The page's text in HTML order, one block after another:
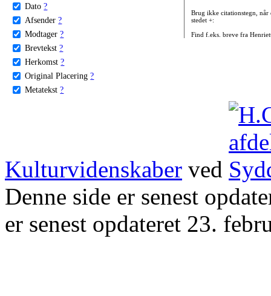
Dato ?
Afsender ?
Modtager ?
Brevtekst ?
Herkomst ?
Original Placering ?
Metatekst ?
Brug ikke citationstegn, når
stedet +:
Find f.eks. breve fra
Kulturvidenskaber ved
Denne side er senest
er senest opdateret 23.